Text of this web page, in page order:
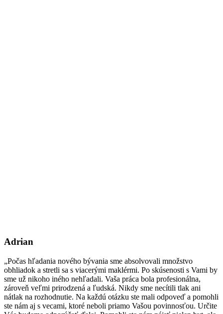
Adrian
„Počas hľadania nového bývania sme absolvovali množstvo
obhliadok a stretli sa s viacerými maklérmi. Po skúsenosti s Vami by
sme už nikoho iného nehľadali. Vaša práca bola profesionálna,
zároveň veľmi prirodzená a ľudská. Nikdy sme necítili tlak ani
nátlak na rozhodnutie. Na každú otázku ste mali odpoveď a pomohli
ste nám aj s vecami, ktoré neboli priamo Vašou povinnosťou. Určite